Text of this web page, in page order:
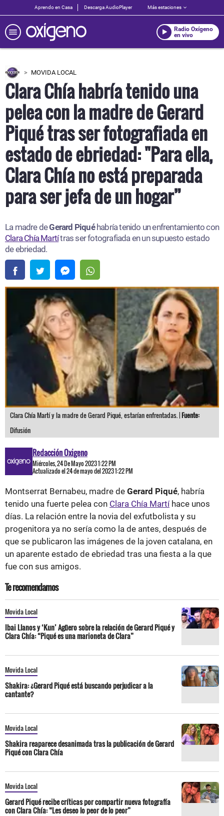
Aprendo en Casa Descarga AudioPlayer Más estaciones
Radio Oxígeno
en vivo
MOVIDA LOCAL
Clara Chía habría tenido una
pelea con la madre de Gerard
Piqué tras ser fotografiada en
estado de ebriedad: "Para ella,
Clara Chía no está preparada
para ser jefa de un hogar”
La madre deGerard Piquéhabría tenido un enfrentamiento con
Clara Chía Martítras ser fotografiada en un supuesto estado
de ebriedad.
Clara Chía Martí y la madre de Gerard Piqué, estarían enfrentadas. |Fuente:
Difusión
Redacción Oxigeno
Miércoles, 24 De Mayo 2023 1:22 PM
Actualizado el 24 de mayo del 2023 1:22 PM
Montserrat Bernabeu, madre de Gerard Piqué, habría
tenido una fuerte pelea con Clara Chía Martíhace unos
días. La relación entre la novia del exfutbolista y su
progenitora ya no sería como la de antes, después de
que se publicaron las imágenes de la joven catalana, en
un aparente estado de ebriedad tras una fiesta a la que
fue con sus amigos.
Te recomendamos
Movida Local
Ibai Llanos y ‘Kun’ Agüero sobre la relación de Gerard Piqué y
Clara Chía: “Piqué es una marioneta de Clara”
Movida Local
Shakira: ¿Gerard Piqué está buscando perjudicar a la
cantante?
Movida Local
Shakira reaparece desanimada tras la publicación de Gerard
Piqué con Clara Chía
Movida Local
Gerard Piqué recibe críticas por compartir nueva fotografía
con Clara Chía: “Les deseo lo peor de lo peor”